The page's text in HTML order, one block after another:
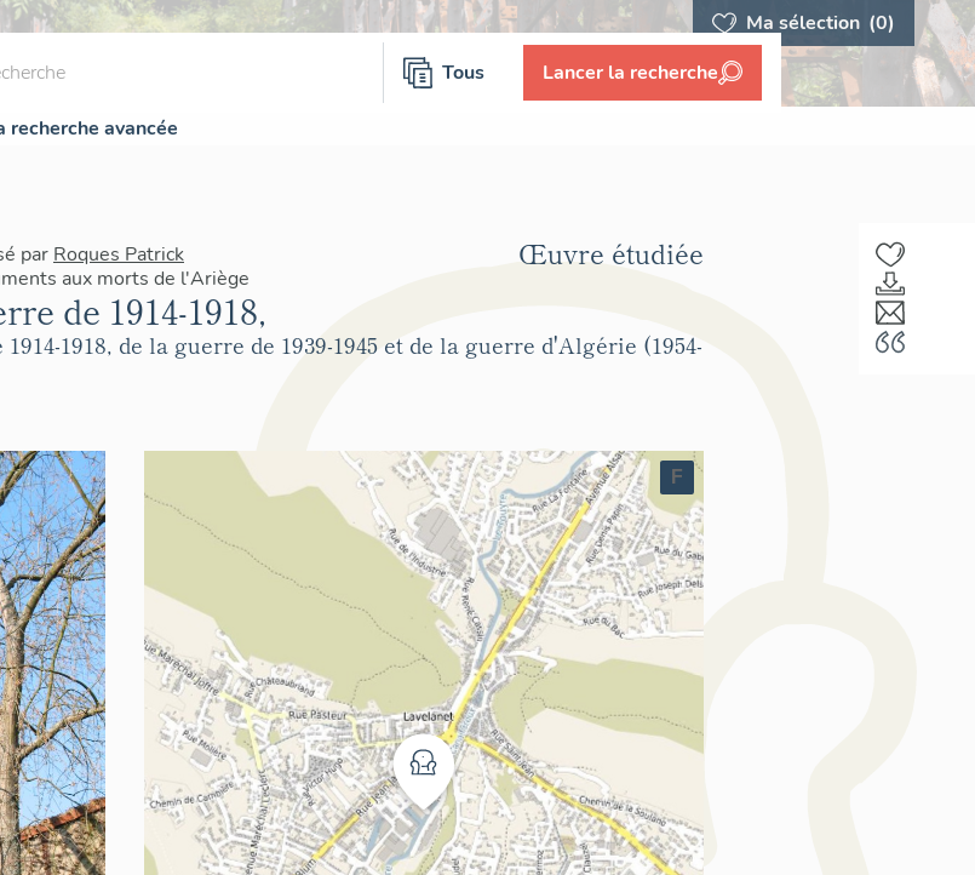
Ma sélection (0)
Tous Lancer la recherche
recherche avancée
par Roques Patrick
aux morts de l'Ariège
de 1914-1918,
1918, de la guerre de 1939-1945 et de la guerre d'Algérie (1954-
Œuvre étudiée
F